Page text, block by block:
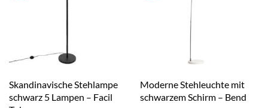
Skandinavische Stehlampe
schwarz 5 Lampen – Facil
Moderne Stehleuchte mit
schwarzem Schirm – Bend